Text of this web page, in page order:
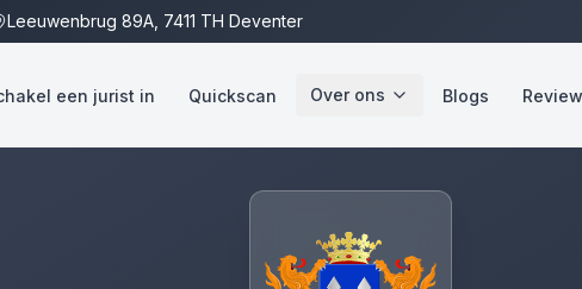
Leeuwenbrug 89A, 7411 TH Deventer
een jurist in Quickscan Over ons Blogs